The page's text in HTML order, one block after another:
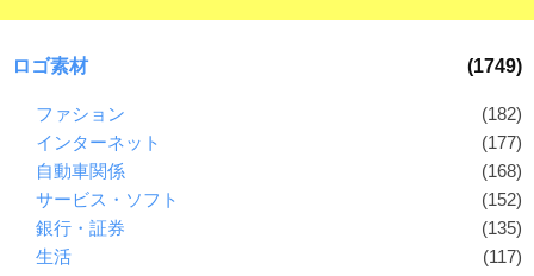
ロゴ素材 (1749)
ファション
(182)
インターネット
(177)
自動車関係
(168)
サービス・ソフト
(152)
銀行・証券
(135)
生活
(117)